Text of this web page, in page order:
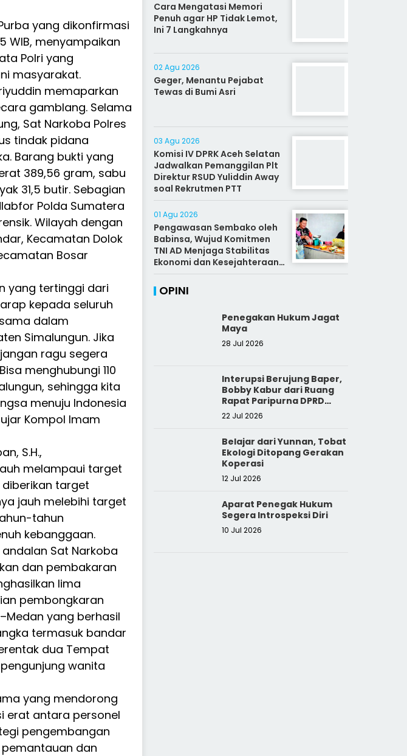
yang dikonfirmasi
WIB, menyampaikan
Polri yang
masyarakat.
memaparkan
gamblang. Selama
Sat Narkoba Polres
tindak pidana
Barang bukti yang
389,56 gram, sabu
31,5 butir. Sebagian
Polda Sumatera
Wilayah dengan
Kecamatan Dolok
Bosar
yang tertinggi dari
kepada seluruh
dalam
Simalungun. Jika
ragu segera
menghubungi 110
sehingga kita
menuju Indonesia
Kompol Imam
S.H.,
melampaui target
target
jauh melebihi target
tahun
kebanggaan.
Sat Narkoba
dan pembakaran
lima
pembongkaran
yang berhasil
termasuk bandar
dua Tempat
wanita
yang mendorong
erat antara personel
pengembangan
pemantauan dan
Cara Mengatasi Memori
Penuh agar HP Tidak Lemot,
Ini 7 Langkahnya
02 Agu 2026
Geger, Menantu Pejabat
Tewas di Bumi Asri
03 Agu 2026
Komisi IV DPRK Aceh Selatan
Jadwalkan Pemanggilan Plt
Direktur RSUD Yuliddin Away
soal Rekrutmen PTT
01 Agu 2026
Pengawasan Sembako oleh
Babinsa, Wujud Komitmen
TNI AD Menjaga Stabilitas
Ekonomi dan Kesejahteraan
Rakyat
OPINI
Penegakan Hukum Jagat
Maya
28 Jul 2026
Interupsi Berujung Baper,
Bobby Kabur dari Ruang
Rapat Paripurna DPRD
Sumut
22 Jul 2026
Belajar dari Yunnan, Tobat
Ekologi Ditopang Gerakan
Koperasi
12 Jul 2026
Aparat Penegak Hukum
Segera Introspeksi Diri
10 Jul 2026